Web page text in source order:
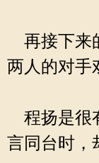
再接下来
两人的对手
程扬是很
言同台时，